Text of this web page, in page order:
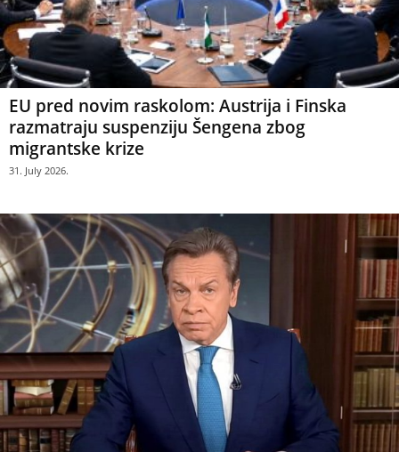
EU pred novim raskolom: Austrija i Finska
razmatraju suspenziju Šengena zbog
migrantske krize
31. July 2026.